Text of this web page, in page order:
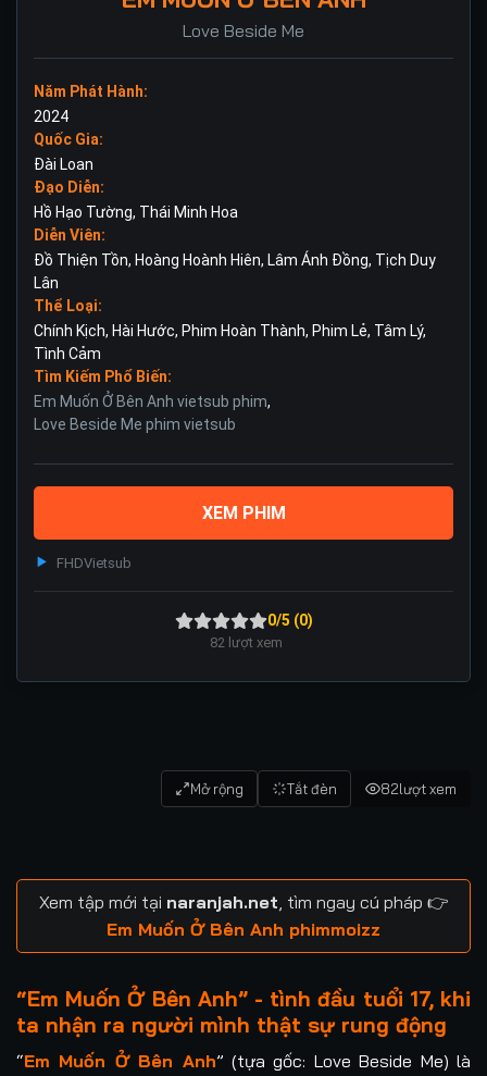
Love Beside Me
Năm Phát Hành:
2024
Quốc Gia:
Đài Loan
Đạo Diễn:
Hồ Hạo Tường, Thái Minh Hoa
Diễn Viên:
Đồ Thiện Tồn, Hoàng Hoành Hiên, Lâm Ánh Đồng, Tịch Duy
Lân
Thể Loại:
Chính Kịch, Hài Hước, Phim Hoàn Thành, Phim Lẻ, Tâm Lý,
Tình Cảm
Tìm Kiếm Phổ Biến:
Em Muốn Ở Bên Anh vietsub phim,
Love Beside Me phim vietsub
XEM PHIM
FHDVietsub
0/5 (0)
82lượt xem
Mở rộng Tắt đèn 82lượt xem
Xem tập mới tại naranjah.net , tìm ngay cú pháp 👉
Em Muốn Ở Bên Anh phimmoizz
“Em Muốn Ở Bên Anh” - tình đầu tuổi 17, khi
ta nhận ra người mình thật sự rung động
“Em Muốn Ở Bên Anh” (tựa gốc: Love Beside Me) là